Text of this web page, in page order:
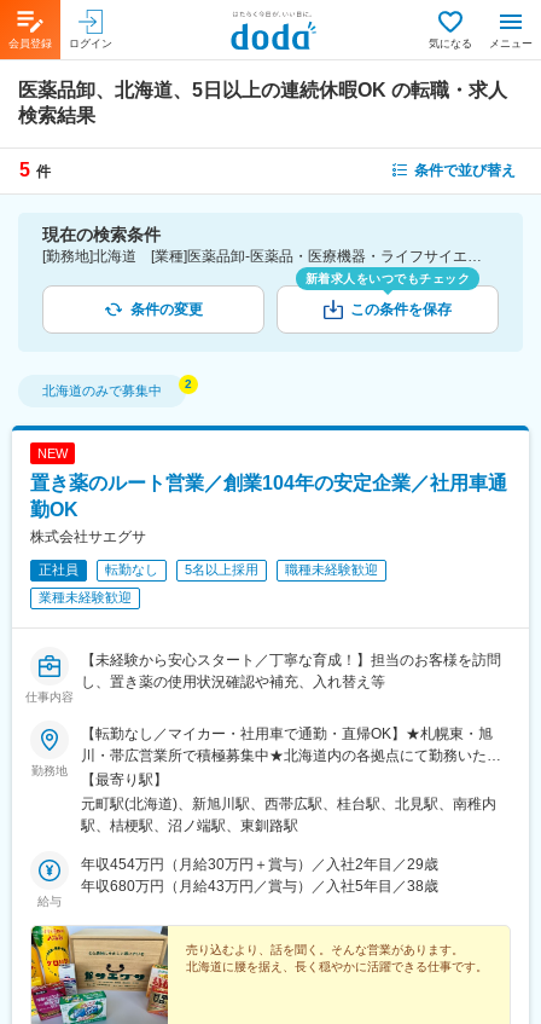
会員登録 ログイン 気になる メニュー
医薬品卸、北海道、5日以上の連続休暇OK の転職・求人
検索結果
5 件 条件で並び替え
現在の検索条件
[勤務地]北海道 [業種]医薬品卸-医薬品・医療機器・ライフサイエンス・医療系サービス [詳細条件](休日・働き方)5日以上の連続休暇OK
条件の変更
新着求人をいつでもチェック
この条件を保存
北海道のみで募集中
NEW
置き薬のルート営業／創業104年の安定企業／社用車通
勤OK
株式会社サエグサ
正社員 転勤なし 5名以上採用
職種未経験歓迎
業種未経験歓迎
仕事内容
【未経験から安心スタート／丁寧な育成！】担当のお客様を訪問
し、置き薬の使用状況確認や補充、入れ替え等
勤務地
【転勤なし／マイカー・社用車で通勤・直帰OK】★札幌東・旭
川・帯広営業所で積極募集中★北海道内の各拠点にて勤務いただ
きます。★希望を考慮の上、配属先を決定します。＜採用強化
中！＞■札幌東営業所：札幌市東区伏古11条4丁目8■旭川営業所：
旭川市末広東2条4丁目8-12■帯広営業所：帯広市西24条南3丁目
丁目2■北見営業所：北見市高栄東町2丁目10-17■稚内営業所：稚
内市こまどり5丁目4-10■函館営業所：函館市西桔梗町589-203■苫
愛国東1丁目8-2受動喫煙対策：分煙（屋内禁煙）
【最寄り駅】
元町駅(北海道)、新旭川駅、西帯広駅、桂台駅、北見駅、南稚内
駅、桔梗駅、沼ノ端駅、東釧路駅
給与
年収454万円（月給30万円＋賞与）／入社2年目／29歳
年収680万円（月給43万円／賞与）／入社5年目／38歳
売り込むより、話を聞く。そんな営業があります。
北海道に腰を据え、長く穏やかに活躍できる仕事です。